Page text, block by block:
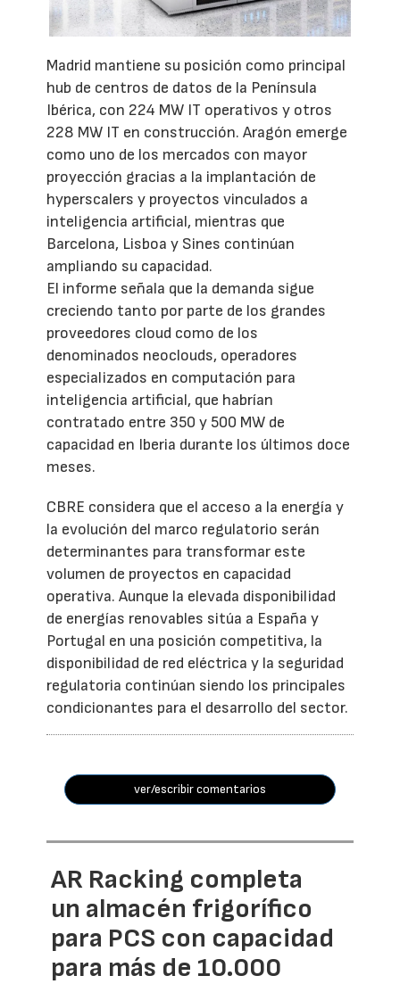
Madrid mantiene su posición como principal
hub de centros de datos de la Península
Ibérica, con 224 MW IT operativos y otros
228 MW IT en construcción. Aragón emerge
como uno de los mercados con mayor
proyección gracias a la implantación de
hyperscalers y proyectos vinculados a
inteligencia artificial, mientras que
Barcelona, Lisboa y Sines continúan
ampliando su capacidad.
El informe señala que la demanda sigue
creciendo tanto por parte de los grandes
proveedores cloud como de los
denominados neoclouds, operadores
especializados en computación para
inteligencia artificial, que habrían
contratado entre 350 y 500 MW de
capacidad en Iberia durante los últimos doce
meses.
CBRE considera que el acceso a la energía y
la evolución del marco regulatorio serán
determinantes para transformar este
volumen de proyectos en capacidad
operativa. Aunque la elevada disponibilidad
de energías renovables sitúa a España y
Portugal en una posición competitiva, la
disponibilidad de red eléctrica y la seguridad
regulatoria continúan siendo los principales
condicionantes para el desarrollo del sector.
ver/escribir comentarios
AR Racking completa
un almacén frigorífico
para PCS con capacidad
para más de 10.000